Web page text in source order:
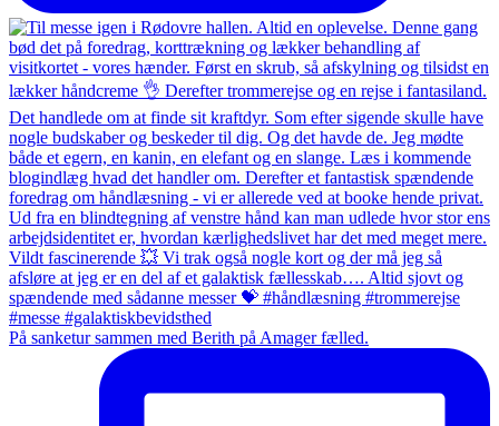
På sanketur sammen med Berith på Amager fælled.